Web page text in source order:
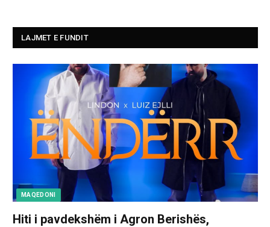
LAJMET E FUNDIT
MAQEDONI
Hiti i pavdekshëm i Agron Berishës,